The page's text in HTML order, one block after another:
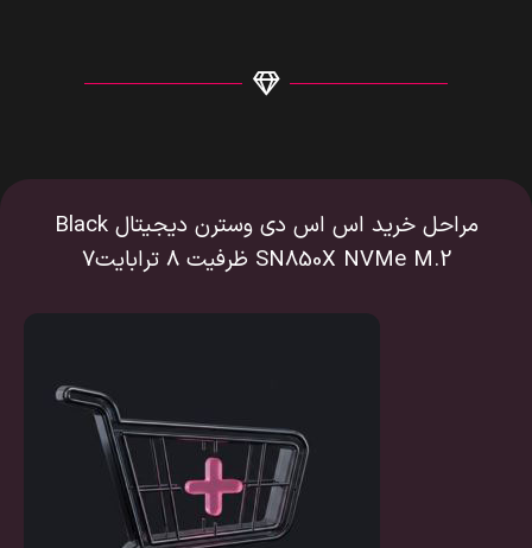
مراحل خرید اس اس دی وسترن دیجیتال Black
SN850X NVMe M.2 ظرفیت 8 ترابایت7